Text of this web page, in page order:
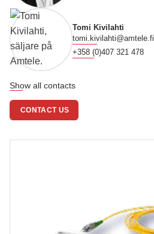
Tomi Kivilahti
tomi.kivilahti@amtele.fi
+358 (0)407 321 478
Show all contacts
CONTACT US